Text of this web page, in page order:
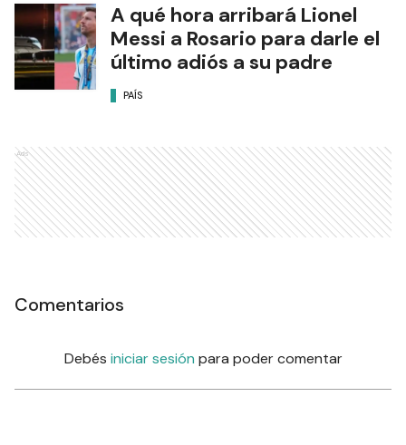
A qué hora arribará Lionel
Messi a Rosario para darle el
último adiós a su padre
PAÍS
Ads
Comentarios
Debés iniciar sesión para poder comentar